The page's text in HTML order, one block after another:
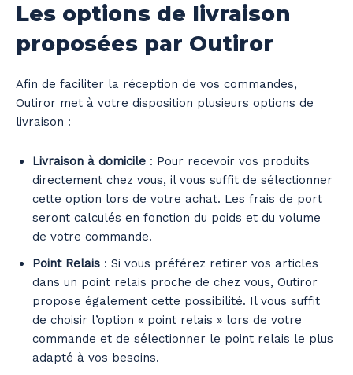
Les options de livraison
proposées par Outiror
Afin de faciliter la réception de vos commandes,
Outiror met à votre disposition plusieurs options de
livraison :
Livraison à domicile : Pour recevoir vos produits
directement chez vous, il vous suffit de sélectionner
cette option lors de votre achat. Les frais de port
seront calculés en fonction du poids et du volume
de votre commande.
Point Relais : Si vous préférez retirer vos articles
dans un point relais proche de chez vous, Outiror
propose également cette possibilité. Il vous suffit
de choisir l’option « point relais » lors de votre
commande et de sélectionner le point relais le plus
adapté à vos besoins.